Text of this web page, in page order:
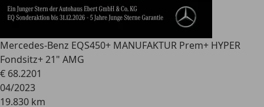
Mercedes-Benz EQS450+ MANUFAKTUR Prem+ HYPER
Fondsitz+ 21" AMG
€ 68.2201
04/2023
19.830 km